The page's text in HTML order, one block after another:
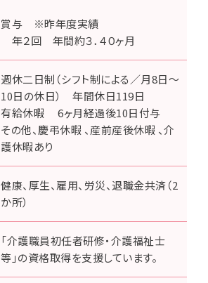
賞与 ※昨年度実績
年２回 年間約３．４０ヶ月
週休二日制（シフト制による／月8日～
10日の休日） 年間休日119日
有給休暇 6ヶ月経過後10日付与
その他、慶弔休暇 、産前産後休暇 、介
護休暇あり
健康、厚生、雇用、労災、退職金共済（2
か所）
「介護職員初任者研修・介護福祉士
等」の資格取得を支援しています。